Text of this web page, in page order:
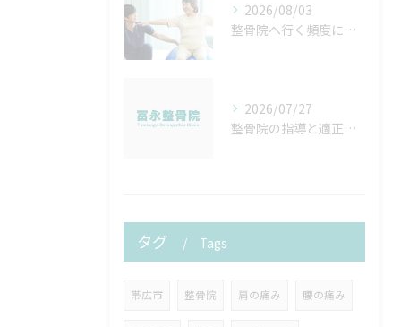
2026/08/03
整骨院へ行く頻度について
2026/07/27
整骨院の指導と適正算定を徹底するための実践ポイントと院内マニュアル作成法
タグ Tags
帯広市 整骨院 肩の痛み 腰の痛み